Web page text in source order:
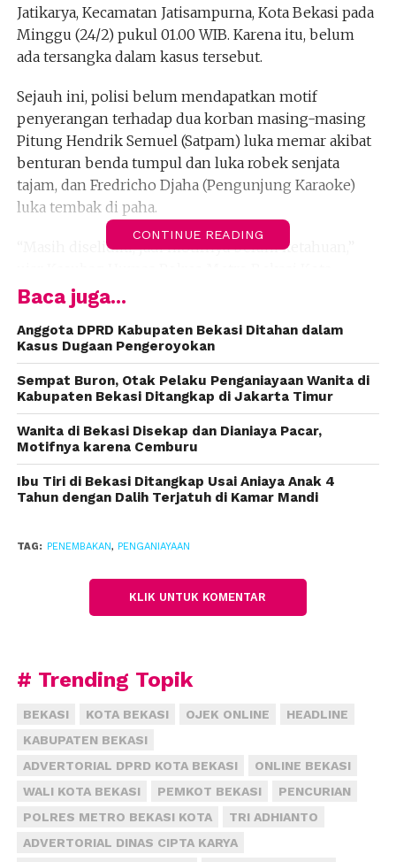
Jatikarya, Kecamatan Jatisampurna, Kota Bekasi pada
Minggu (24/2) pukul 01.00 WIB. Karena itu, belum
ada tersangka dalam kasus tersebut.
Sejauh ini, polisi belum mendapatkan motif
penyerangan terhadap dua korban masing-masing
Pitung Hendrik Semuel (Satpam) luka memar akibat
benturan benda tumpul dan luka robek senjata
tajam, dan Fredricho Djaha (Pengunjung Karaoke)
luka tembak di paha.
“Masih diselidiki, jadi motifnya belum ketahuan,”
Kompol Erna Ruswing Andari ketika dikonfirmasi
Online Bekasi (www.onlinebekasi.com)
(25/2).
Dari lokasi kejadian, polisi menyita barang bukti
berupa sebuah sepeda motor. Diduga sepeda motor
itu milik dari sekelompok orang yang berjumlah 10
orang yang datang ke tempat karaoke tersebut.
Penyerangan diawali ketika Pitung Hendrik sedang
mencatat pengunjung Karaoke DNA, tempatnya
10 orang laki laki tidak dikenal langsung
Ketakutan, Pitung lari menyelamatkan diri. Pada saat
kepala bagian kanan yang menyebabkan luka robek.
Kemudian pelaku langsung melarikan diri menuju
Karaoke Kara yang tidak jauh dari karaoke DNA.
Sesampainya pelaku di Karaoke Kara pelaku masuk
CONTINUE READING
Baca juga...
Anggota DPRD Kabupaten Bekasi Ditahan dalam
Kasus Dugaan Pengeroyokan
Sempat Buron, Otak Pelaku Penganiayaan Wanita di
Kabupaten Bekasi Ditangkap di Jakarta Timur
Wanita di Bekasi Disekap dan Dianiaya Pacar,
Motifnya karena Cemburu
Ibu Tiri di Bekasi Ditangkap Usai Aniaya Anak 4
Tahun dengan Dalih Terjatuh di Kamar Mandi
TAG: PENEMBAKAN, PENGANIAYAAN
KLIK UNTUK KOMENTAR
# Trending Topik
BEKASI KOTA BEKASI OJEK ONLINE
HEADLINE
KABUPATEN BEKASI
ADVERTORIAL DPRD KOTA BEKASI
ONLINE BEKASI
WALI KOTA BEKASI
PEMKOT BEKASI
PENCURIAN
POLRES METRO BEKASI KOTA
TRI ADHIANTO
ADVERTORIAL DINAS CIPTA KARYA